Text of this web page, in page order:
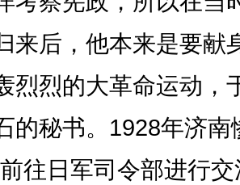
来后，他本来是要献
烈烈的大革命运动，
的秘书。1928年济南
往日军司令部进行